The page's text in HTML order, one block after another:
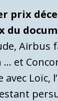
prix
du
Airbus
et
Loïc,